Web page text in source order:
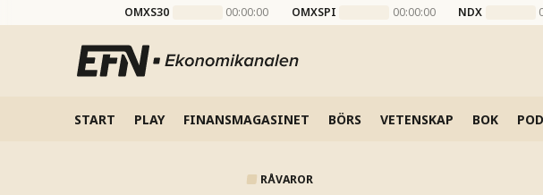
OMXS30 00:00:00 OMXSPI 00:00:00 NDX
START PLAY FINANSMAGASINET BÖRS VETENSKAP BOK
RÅVAROR